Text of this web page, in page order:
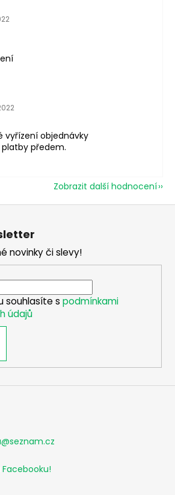
obchodu je 5 z 5 hvězdiček.
obchodu je 5 z 5 hvězdiček.
vyřízení objednávky
předem.
Zobrazit další hodnocení
novinky či slevy!
souhlasíte s podmínkami
údajů
@seznam.cz